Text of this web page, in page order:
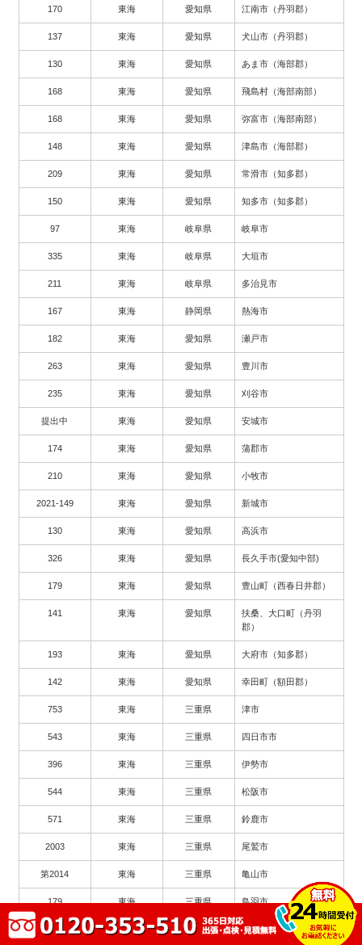
170 東海 愛知県 江南市（丹羽郡）
137 東海 愛知県 犬山市（丹羽郡）
130 東海 愛知県 あま市（海部郡）
168 東海 愛知県 飛島村（海部南部）
168 東海 愛知県 弥富市（海部南部）
148 東海 愛知県 津島市（海部郡）
209 東海 愛知県 常滑市（知多郡）
150 東海 愛知県 知多市（知多郡）
97 東海 岐阜県 岐阜市
335 東海 岐阜県 大垣市
211 東海 岐阜県 多治見市
167 東海 静岡県 熱海市
182 東海 愛知県 瀬戸市
263 東海 愛知県 豊川市
235 東海 愛知県 刈谷市
提出中 東海 愛知県 安城市
174 東海 愛知県 蒲郡市
210 東海 愛知県 小牧市
2021-149 東海 愛知県 新城市
130 東海 愛知県 高浜市
326 東海 愛知県 長久手市(愛知中部)
179 東海 愛知県 豊山町（西春日井郡）
141 東海 愛知県
扶桑、大口町（丹羽
郡）
193 東海 愛知県 大府市（知多郡）
142 東海 愛知県 幸田町（額田郡）
753 東海 三重県 津市
543 東海 三重県 四日市市
396 東海 三重県 伊勢市
544 東海 三重県 松阪市
571 東海 三重県 鈴鹿市
2003 東海 三重県 尾鷲市
第2014 東海 三重県 亀山市
179 東海 三重県 鳥羽市
62 東海 三重県 熊野市